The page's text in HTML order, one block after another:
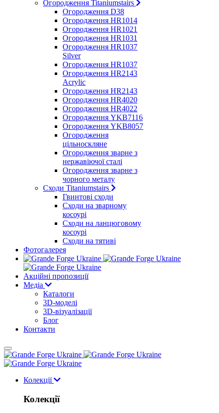
Огородження Titaniumstairs
Огородження D38
Огородження HR1014
Огородження HR1021
Огородження HR1031
Огородження HR1037
Silver
Огородження HR1037
Огородження HR2143
Acrylic
Огородження HR2143
Огородження HR4020
Огородження HR4022
Огородження YKB7116
Огородження YKB8057
Огородження
цільноскляне
Огородження зварне з
нержавіючої сталі
Огородження зварне з
чорного металу
Сходи Titaniumstairs
Гвинтові сходи
Cходи на зварному
косоурі
Сходи на ланцюговому
косоурі
Cходи на тятиві
Фотогалерея
Акційні пропозиції
Медіа
Каталоги
3D-моделі
3D-візуалізації
Блог
Контакти
Колекції
Колекції